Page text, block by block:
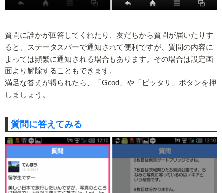
質問に誰かが回答してくれたり、友だちから質問が届いたりす
ると、ステータスバーで通知されて便利ですが、質問の内容に
よっては頻繁に通知される場合もあります。その場合は設定画
面より解除することもできます。
満足な答えが得られたら、「Good」や「ピッタリ」ボタンを押
しましょう。
質問に答えてみる